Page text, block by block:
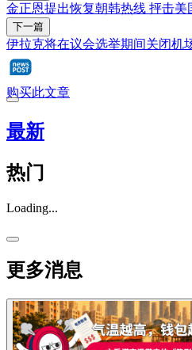
金正恩提出恢复朝韩热线 抨击美
下一篇
伊拉克将在议会选举期间关闭机
购买此文章
最新
热门
Loading...
更多消息